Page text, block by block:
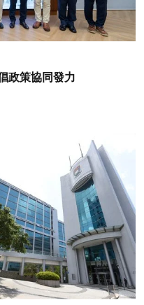
政策協同發力